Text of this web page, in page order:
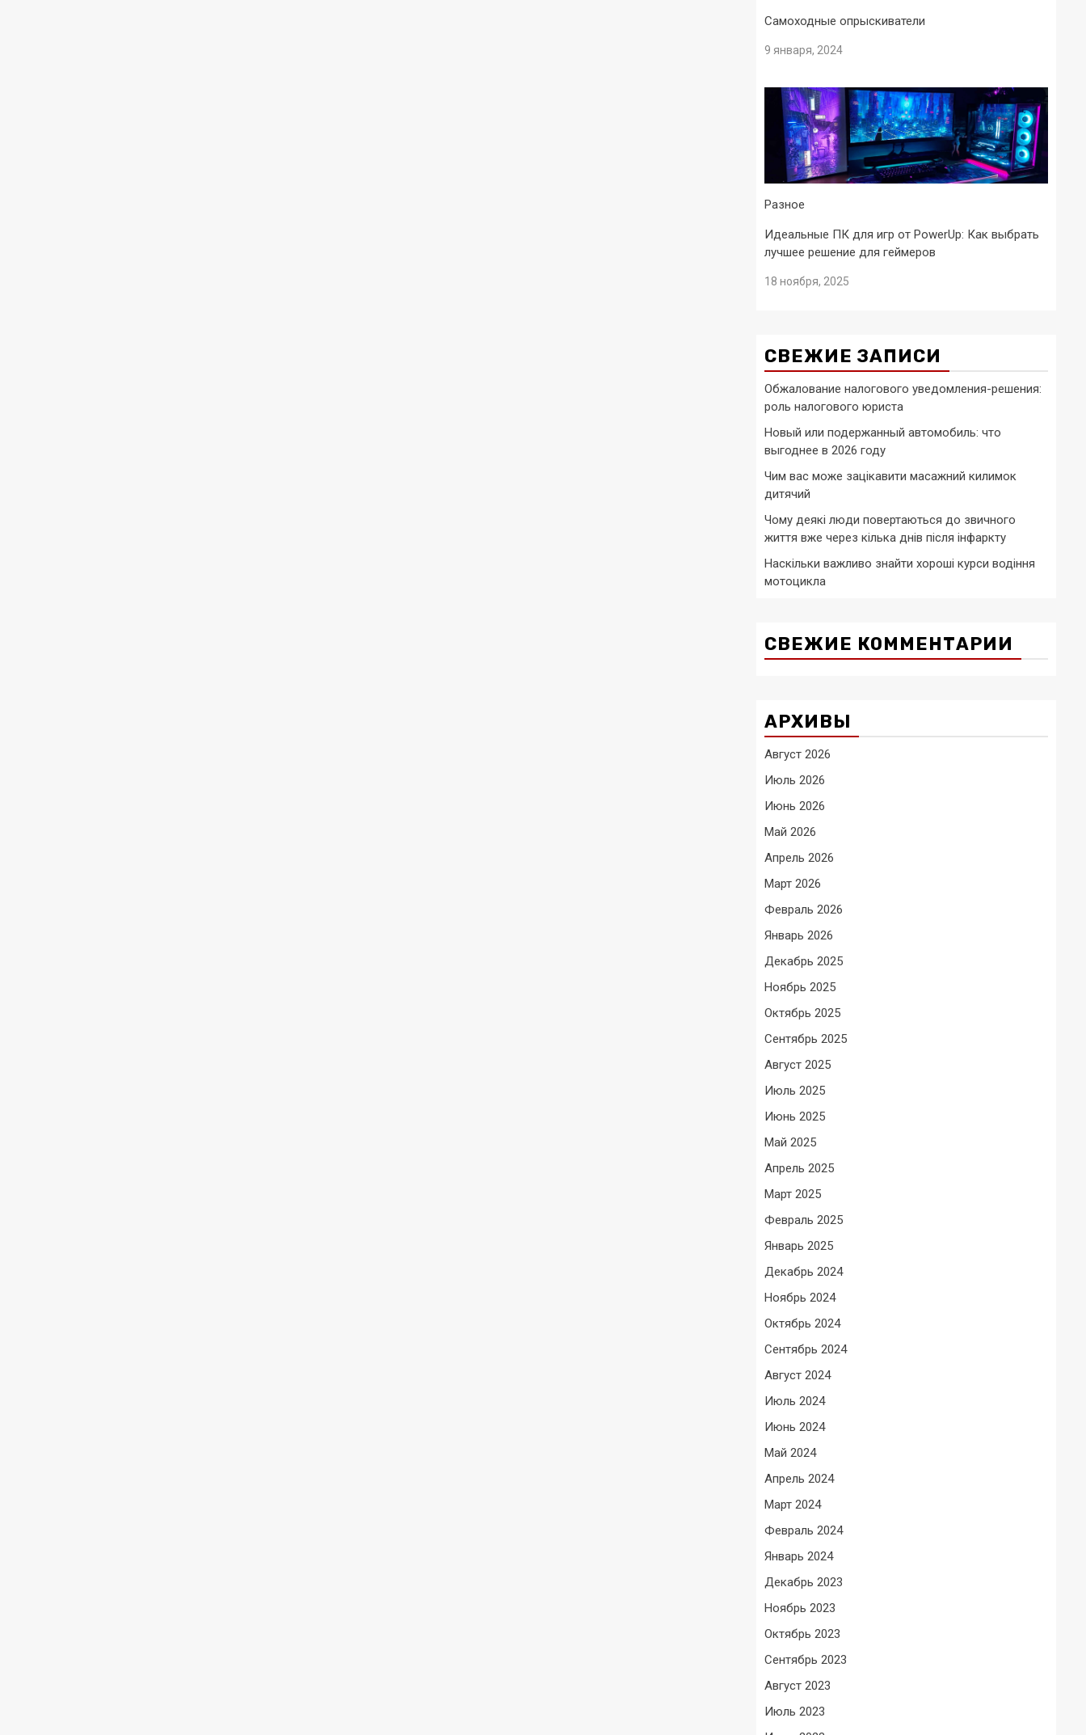
Самоходные опрыскиватели
9 января, 2024
Разное
Идеальные ПК для игр от PowerUp: Как выбрать
лучшее решение для геймеров
18 ноября, 2025
СВЕЖИЕ ЗАПИСИ
Обжалование налогового уведомления-решения:
роль налогового юриста
Новый или подержанный автомобиль: что
выгоднее в 2026 году
Чим вас може зацікавити масажний килимок
дитячий
Чому деякі люди повертаються до звичного
життя вже через кілька днів після інфаркту
Наскільки важливо знайти хороші курси водіння
мотоцикла
СВЕЖИЕ КОММЕНТАРИИ
АРХИВЫ
Август 2026
Июль 2026
Июнь 2026
Май 2026
Апрель 2026
Март 2026
Февраль 2026
Январь 2026
Декабрь 2025
Ноябрь 2025
Октябрь 2025
Сентябрь 2025
Август 2025
Июль 2025
Июнь 2025
Май 2025
Апрель 2025
Март 2025
Февраль 2025
Январь 2025
Декабрь 2024
Ноябрь 2024
Октябрь 2024
Сентябрь 2024
Август 2024
Июль 2024
Июнь 2024
Май 2024
Апрель 2024
Март 2024
Февраль 2024
Январь 2024
Декабрь 2023
Ноябрь 2023
Октябрь 2023
Сентябрь 2023
Август 2023
Июль 2023